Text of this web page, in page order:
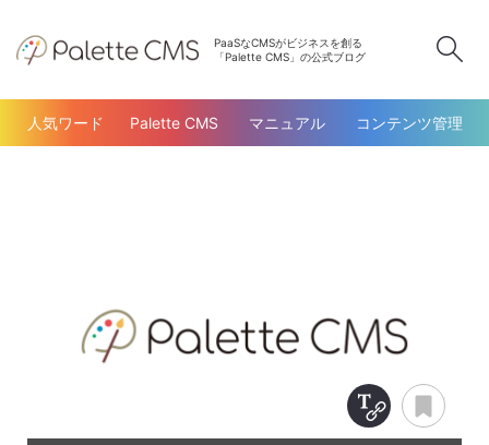
PaaSなCMSがビジネスを創る
「Palette CMS」の公式ブログ
人気ワード Palette CMS マニュアル コンテンツ管理
Copy Title &